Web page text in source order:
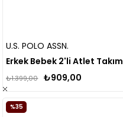
U.S. POLO ASSN.
Erkek Bebek 2'li Atlet Takım
₺909,00
₺1.399,00
%35